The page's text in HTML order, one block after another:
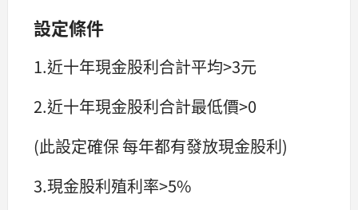
設定條件
1.近十年現金股利合計平均>3元
2.近十年現金股利合計最低價>0
(此設定確保 每年都有發放現金股利)
3.現金股利殖利率>5%